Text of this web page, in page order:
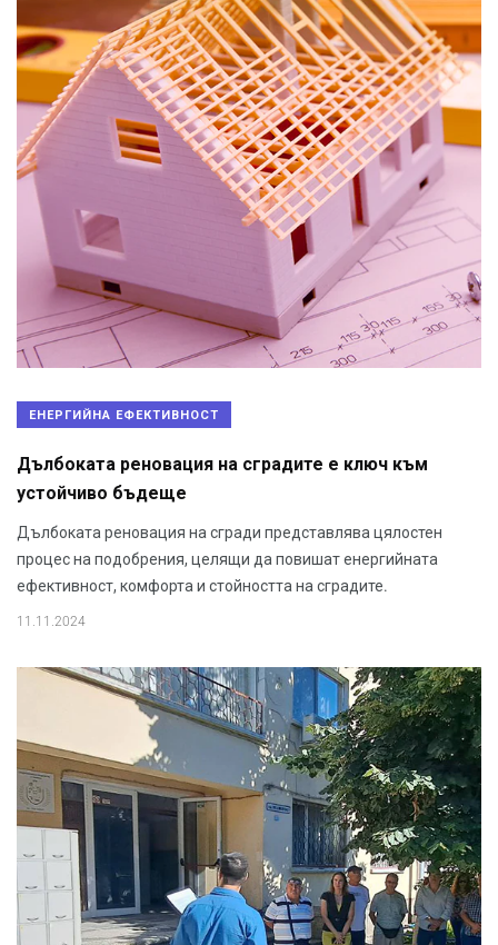
ЕНЕРГИЙНА ЕФЕКТИВНОСТ
Дълбоката реновация на сградите е ключ към
устойчиво бъдеще
Дълбоката реновация на сгради представлява цялостен
процес на подобрения, целящи да повишат енергийната
ефективност, комфорта и стойността на сградите.
11.11.2024